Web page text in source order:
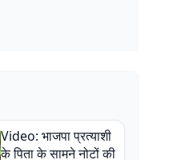
Video: भाजपा प्रत्याशी
के पिता के सामने नोटों की